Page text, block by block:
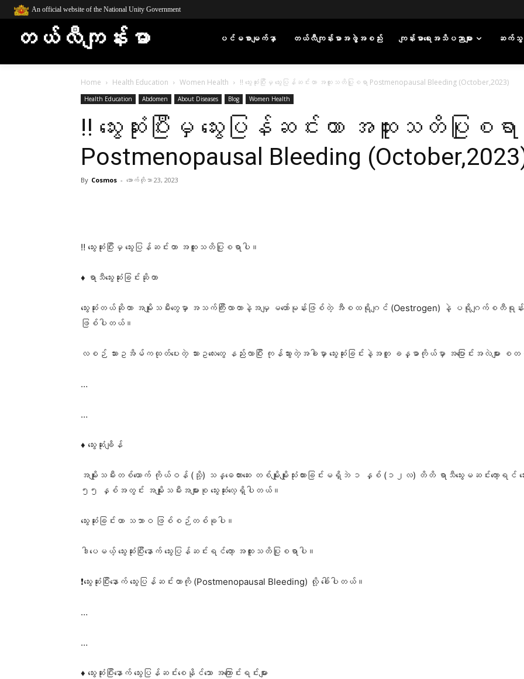
An official website of the National Unity Government
တယ်လီကျန်းမာ ပင်မစာမျက်နှာ တယ်လီကျန်းမာအဖွဲ့အစည်း ကျန်းမာရေးအသိပညာများ ဆက်
Home Health Education Women Health ‼️ သွေးဆုံးပြီးမှ သွေးပြန်ဆင်းတာ အထူးသတိပြုစရာ Postmenopausal Bleeding (October,2023)
Health Education Abdomen About Diseases Blog Women Health
‼️ သွေးဆုံးပြီးမှ သွေးပြန်ဆင်းတာ အထူးသတိပြုစရာ
Postmenopausal Bleeding
By Cosmos - အောက်တိုဘာ 23, 2023
‼️ သွေးဆုံးပြီးမှ သွေးပြန်ဆင်းတာ အထူးသတိပြုစရာပါ။
♦️ ရာသီသွေးဆုံးခြင်းဆိုတာ
သွေးဆုံးတယ်ဆိုတာ အမျိုးသမီးတွေမှာ အသက်ကြီးလာတာနဲ့အမျှ မဟော်မုန်းဖြစ်တဲ့ အီစထရိုဂျင် (Oestrogen) နဲ့ ပရိုဂျက်စတီရုန်
ဖြစ်ပါတယ်။
လစဉ် သားဥအိမ်ကထုတ်ပေးတဲ့ သားဥလေးတွေ နည်းလာပြီး ကုန်သွားတဲ့အခါမှာ သွေးဆုံးခြင်းနဲ့အတူ ခန္ဓာကိုယ်မှာ အပြောင်းအလဲများ
…
…
♦️ သွေးဆုံးချိန်
အမျိုးသမီးတစ်ယောက် ကိုယ်ဝန် (သို့) သန္ဓေတားဆေး တစ်မျိုးမျိုးသုံးထားခြင်းမရှိဘဲ ၁ နှစ် (၁၂လ) တိတိ ရာသီသွေးမဆင်း
၅၅ နှစ်အတွင်း အမျိုးသမီးအများစု သွေးဆုံးလေ့ရှိပါတယ်။
သွေးဆုံးခြင်းဟာ သဘာဝ ဖြစ်စဉ်တစ်ခုပါ။
ဒါပေမယ့် သွေးဆုံးပြီးနောက် သွေးပြန်ဆင်းရင်တော့ အထူးသတိပြုစရာပါ။
❗သွေးဆုံးပြီးနောက် သွေးပြန်ဆင်းတာကို (Postmenopausal Bleeding) လို့ ခေါ်ပါတယ်။
…
…
♦️ သွေးဆုံးပြီးနောက် သွေးပြန်ဆင်းစေနိုင်သော အကြောင်းရင်းများ